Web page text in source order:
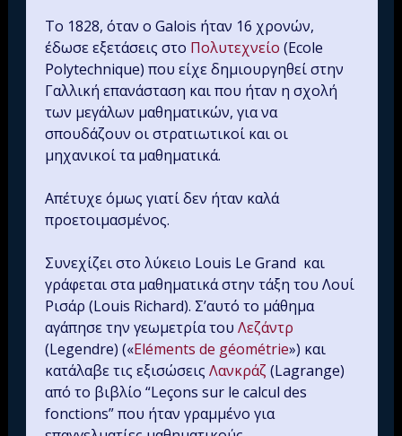
Το 1828, όταν ο Galois ήταν 16 χρονών,
έδωσε εξετάσεις στο Πολυτεχνείο (Ecole
Polytechnique) που είχε δημιουργηθεί στην
Γαλλική επανάσταση και που ήταν η σχολή
των μεγάλων μαθηματικών, για να
σπουδάζουν οι στρατιωτικοί και οι
μηχανικοί τα μαθηματικά.
Απέτυχε όμως γιατί δεν ήταν καλά
προετοιμασμένος.
Συνεχίζει στο λύκειο Louis Le Grand και
γράφεται στα μαθηματικά στην τάξη του Λουί
Ρισάρ (Louis Richard). Σ’αυτό το μάθημα
αγάπησε την γεωμετρία του Λεζάντρ
(Legendre) («Eléments de géométrie») και
κατάλαβε τις εξισώσεις Λανκράζ (Lagrange)
από το βιβλίο “Leçons sur le calcul des
fonctions” που ήταν γραμμένο για